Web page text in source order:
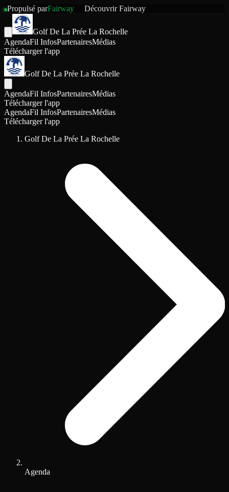
Propulsé parFairway DécouvrirFairway
Golf De La Prée La Rochelle
AgendaFil InfosPartenairesMédias
Télécharger l'app
Golf De La Prée La Rochelle
AgendaFil InfosPartenairesMédias
Télécharger l'app
AgendaFil InfosPartenairesMédias
Télécharger l'app
Golf De La Prée La Rochelle
Agenda